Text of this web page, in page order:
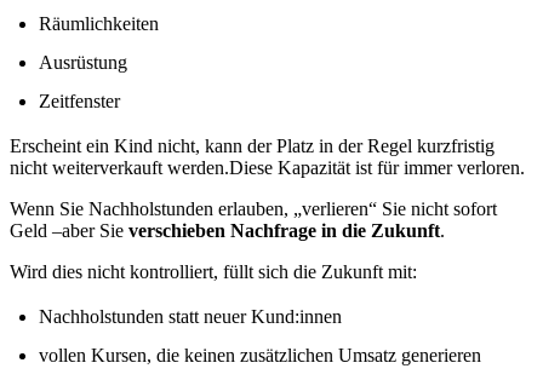
Räumlichkeiten
Ausrüstung
Zeitfenster
Erscheint ein Kind nicht, kann der Platz in der Regel kurzfristig
nicht weiterverkauft werden.Diese Kapazität ist für immer verloren.
Wenn Sie Nachholstunden erlauben, „verlieren“ Sie nicht sofort
Geld –aber Sie verschieben Nachfrage in die Zukunft.
Wird dies nicht kontrolliert, füllt sich die Zukunft mit:
Nachholstunden statt neuer Kund:innen
vollen Kursen, die keinen zusätzlichen Umsatz generieren